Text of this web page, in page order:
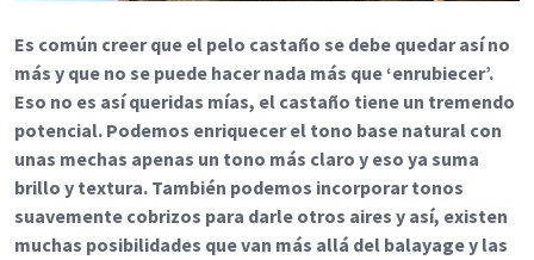
Es común creer que el pelo castaño se debe quedar así no
más y que no se puede hacer nada más que ‘enrubiecer’.
Eso no es así queridas mías, el castaño tiene un tremendo
potencial. Podemos enriquecer el tono base natural con
unas mechas apenas un tono más claro y eso ya suma
brillo y textura. También podemos incorporar tonos
suavemente cobrizos para darle otros aires y así, existen
muchas posibilidades que van más allá del balayage y las